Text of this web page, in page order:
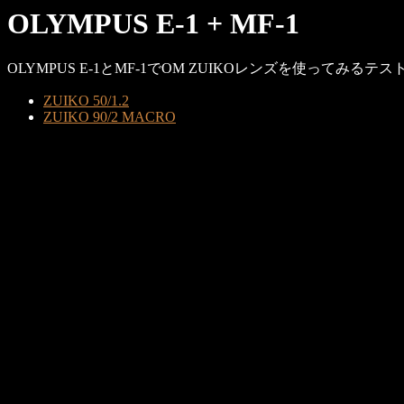
OLYMPUS E-1 + MF-1
OLYMPUS E-1とMF-1でOM ZUIKOレンズを使ってみるテス
ZUIKO 50/1.2
ZUIKO 90/2 MACRO